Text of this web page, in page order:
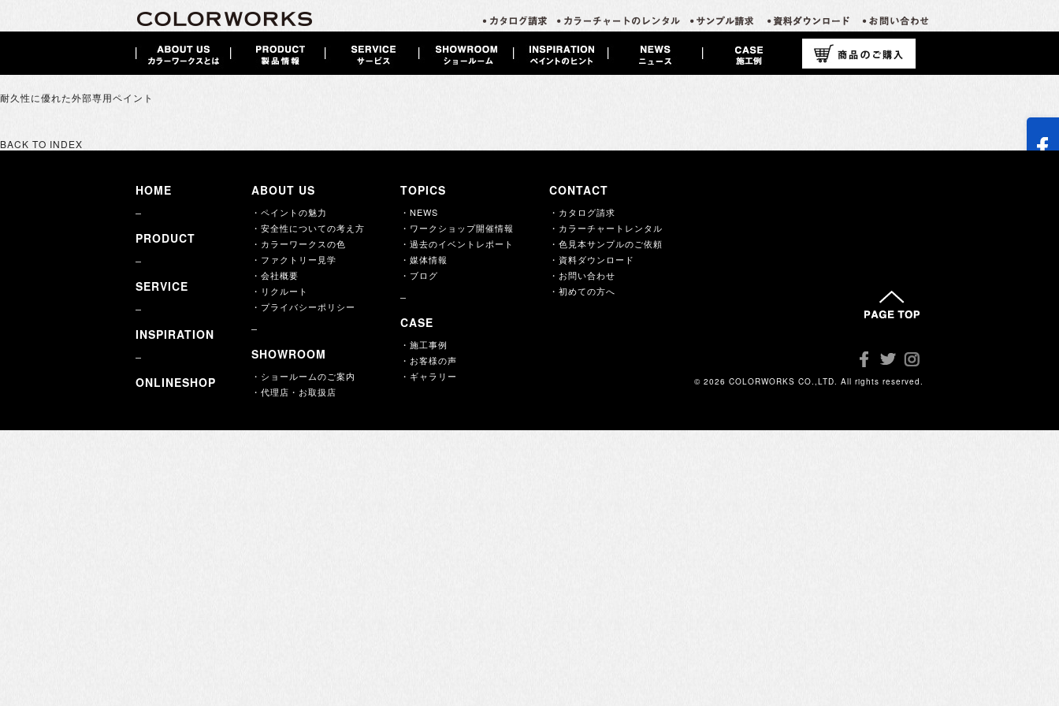
耐久性に優れた外部専用ペイント
BACK TO INDEX
HOME
PRODUCT
SERVICE
INSPIRATION
ONLINESHOP
ABOUT US
・ペイントの魅力
・安全性についての考え方
・カラーワークスの色
・ファクトリー見学
・会社概要
・リクルート
・プライバシーポリシー
SHOWROOM
・ショールームのご案内
・代理店・お取扱店
TOPICS
・NEWS
・ワークショップ開催情報
・過去のイベントレポート
・媒体情報
・ブログ
CASE
・施工事例
・お客様の声
・ギャラリー
CONTACT
・カタログ請求
・カラーチャートレンタル
・色見本サンプルのご依頼
・資料ダウンロード
・お問い合わせ
・初めての方へ
© 2026 COLORWORKS CO.,LTD. All rights reserved.